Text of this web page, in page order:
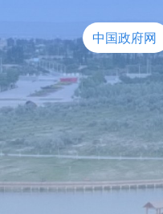
中国政府网